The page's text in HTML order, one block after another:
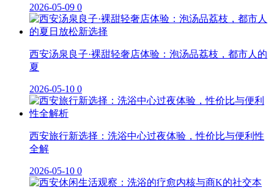
2026-05-09 0
西安汤泉良子·裸甜轻奢店体验：泡汤品荔枝，都市人的
夏
2026-05-10 0
西安旅行新选择：洗浴中心过夜体验，性价比与便利性
全解
2026-05-10 0